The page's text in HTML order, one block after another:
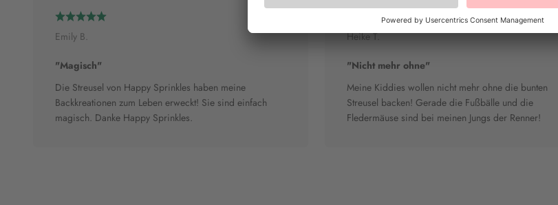
Emily B.
"Magisch"
Die Streusel von Happy Sprinkles haben meine
Backkreationen zum Leben erweckt! Sie sind einfach
magisch. Danke Happy Sprinkles.
Heike T.
"Nicht mehr ohne"
Meine Kiddies wollen nicht mehr ohne die bunten
Streusel backen! Gerade die Fußbälle und die
Fledermäuse sind bei meinen Jungs der Renner!